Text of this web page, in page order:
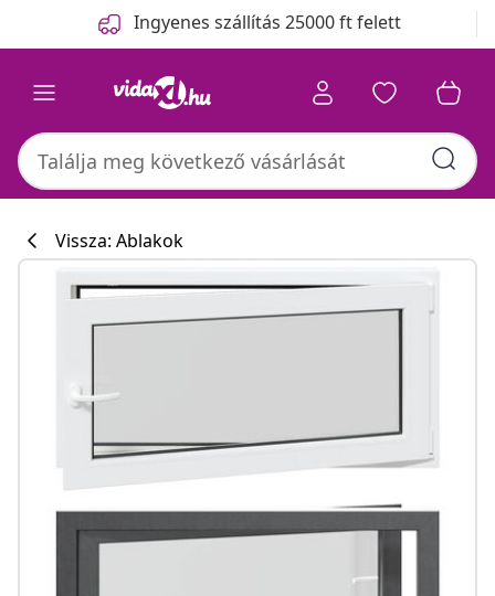
Ingyenes szállítás 25000 ft felett
Vissza: Ablakok